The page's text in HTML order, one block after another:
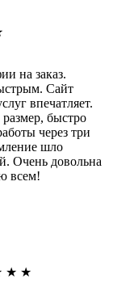
на заказ.
Сайт
впечатляет.
размер, быстро
через три
шло
Очень довольна
всем!
★ ★